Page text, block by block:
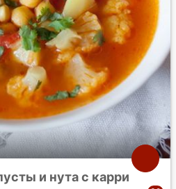
и нута с карри